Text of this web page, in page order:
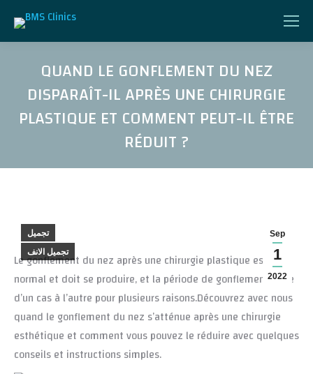
QUAND LE GONFLEMENT DU NEZ
DISPARAÎT-IL APRÈS UNE CHIRURGIE
PLASTIQUE ET COMMENT PEUT-IL ÊTRE
RÉDUIT ?
Vous êtes ici :
Sep
1
2022
تجميل
تجميل الانف
Le gonflement du nez après une chirurgie plastique est
normal et doit se produire, et la période de gonflement varie
d’un cas à l’autre pour plusieurs raisons.Découvrez avec nous
quand le gonflement du nez s’atténue après une chirurgie
esthétique et comment vous pouvez le réduire avec quelques
conseils et instructions simples.